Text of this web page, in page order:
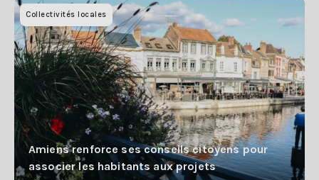
Collectivités locales
Amiens renforce ses conseils citoyens pour
associer les habitants aux projets